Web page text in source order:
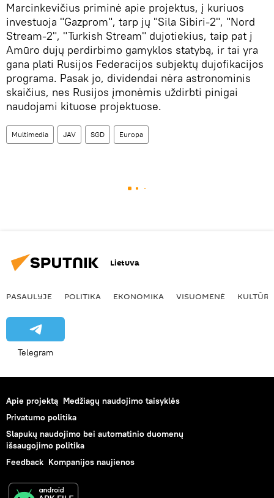
Marcinkevičius priminė apie projektus, į kuriuos
investuoja "Gazprom", tarp jų "Sila Sibiri-2", "Nord
Stream-2", "Turkish Stream" dujotiekius, taip pat į
Amūro dujų perdirbimo gamyklos statybą, ir tai yra
gana plati Rusijos Federacijos subjektų dujofikacijos
programa. Pasak jo, dividendai nėra astronominis
skaičius, nes Rusijos įmonėmis uždirbti pinigai
naudojami kituose projektuose.
Multimedia JAV SGD Europa
Lietuva
PASAULYJE POLITIKA EKONOMIKA VISUOMENĖ KULTŪRA
Telegram
Apie projektą Medžiagų naudojimo taisyklės
Privatumo politika
Slapukų naudojimo bei automatinio duomenų
išsaugojimo politika
Feedback Kompanijos naujienos